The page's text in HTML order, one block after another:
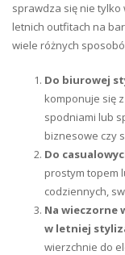
sprawdza się nie tylko
letnich outfitach na
wiele różnych
Do biurowej
komponuje się
spodniami lub
biznesowe czy
Do
prostym topem
codziennych,
Na wieczorne
w letniej
wierzchnie do